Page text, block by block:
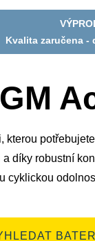
Kvalita zaručena -
díky robustní
cyklickou